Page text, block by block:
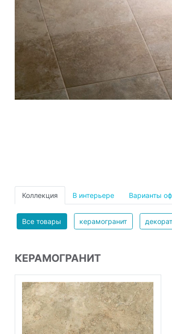
Коллекция В интерьере Варианты
Все товары керамогранит
КЕРАМОГРАНИТ